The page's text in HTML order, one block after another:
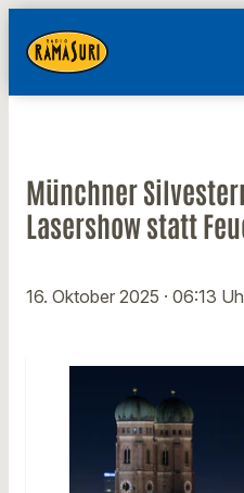
Münchner
Lasershow statt
16. Oktober 2025 · 06:13